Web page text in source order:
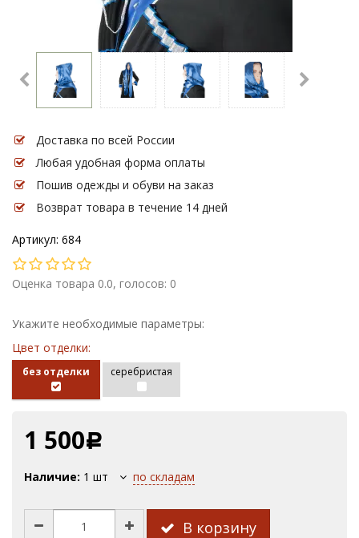
Доставка по всей России
Любая удобная форма оплаты
Пошив одежды и обуви на заказ
Возврат товара в течение 14 дней
Артикул: 684
Оценка товара 0.0, голосов: 0
Укажите необходимые параметры:
Цвет отделки:
без отделки серебристая
1 500Р
Наличие: 1 шт по складам
В корзину